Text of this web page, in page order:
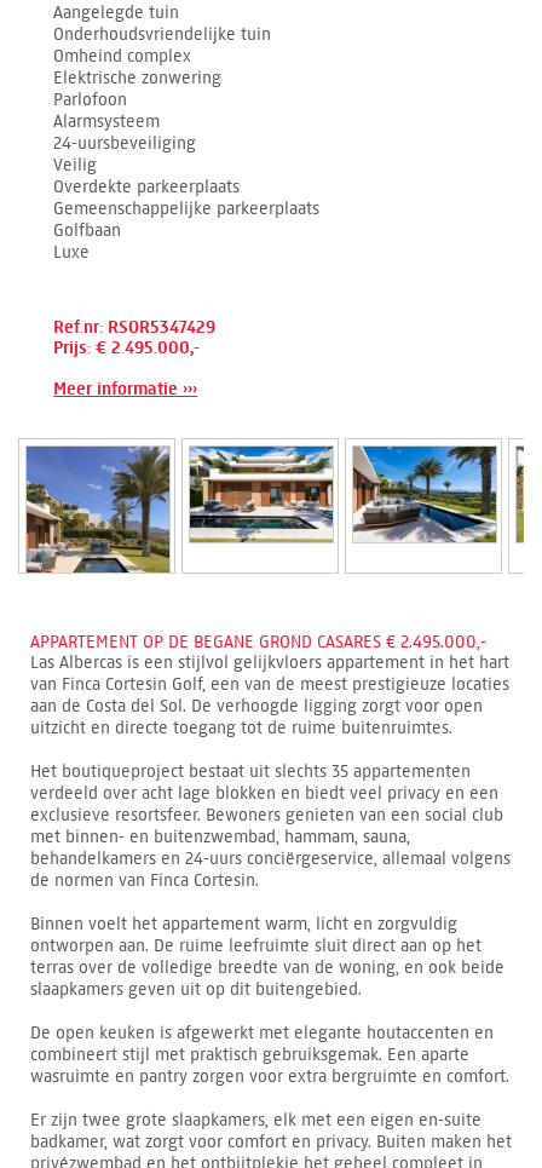
Aangelegde tuin
Onderhoudsvriendelijke tuin
Omheind complex
Elektrische zonwering
Parlofoon
Alarmsysteem
24-uursbeveiliging
Veilig
Overdekte parkeerplaats
Gemeenschappelijke parkeerplaats
Golfbaan
Luxe
Ref.nr: RSOR5347429
Prijs: € 2.495.000,-
Meer informatie ›››
APPARTEMENT OP DE BEGANE GROND CASARES € 2.495.000,-
Las Albercas is een stijlvol gelijkvloers appartement in het hart
van Finca Cortesin Golf, een van de meest prestigieuze locaties
aan de Costa del Sol. De verhoogde ligging zorgt voor open
uitzicht en directe toegang tot de ruime buitenruimtes.
Het boutiqueproject bestaat uit slechts 35 appartementen
verdeeld over acht lage blokken en biedt veel privacy en een
exclusieve resortsfeer. Bewoners genieten van een social club
met binnen- en buitenzwembad, hammam, sauna,
behandelkamers en 24-uurs conciërgeservice, allemaal volgens
de normen van Finca Cortesin.
Binnen voelt het appartement warm, licht en zorgvuldig
ontworpen aan. De ruime leefruimte sluit direct aan op het
terras over de volledige breedte van de woning, en ook beide
slaapkamers geven uit op dit buitengebied.
De open keuken is afgewerkt met elegante houtaccenten en
combineert stijl met praktisch gebruiksgemak. Een aparte
wasruimte en pantry zorgen voor extra bergruimte en comfort.
Er zijn twee grote slaapkamers, elk met een eigen en-suite
badkamer, wat zorgt voor comfort en privacy. Buiten maken het